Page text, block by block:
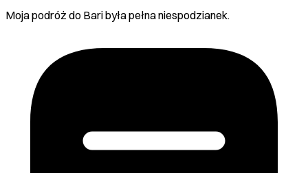
Moja podróż do Bari była pełna niespodzianek.